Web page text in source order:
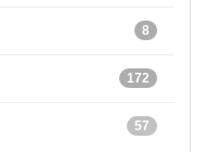
8
172
57